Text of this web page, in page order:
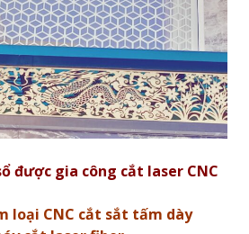
được gia công cắt laser CNC
loại CNC cắt sắt tấm dày